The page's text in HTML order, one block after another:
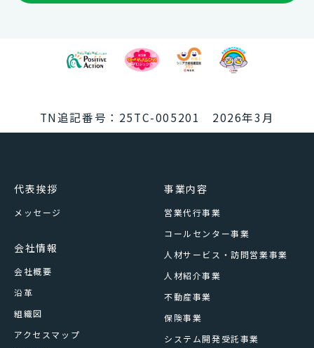
TN追記番号：25TC-005201 2026年3月
代表挨拶
メッセージ
事業内容
営業代行事業
コールセンター事業
人材サービス・訪問営業事業
人材紹介事業
不動産事業
保険事業
システム開発受託事業
会社情報
会社概要
沿革
組織図
アクセスマップ